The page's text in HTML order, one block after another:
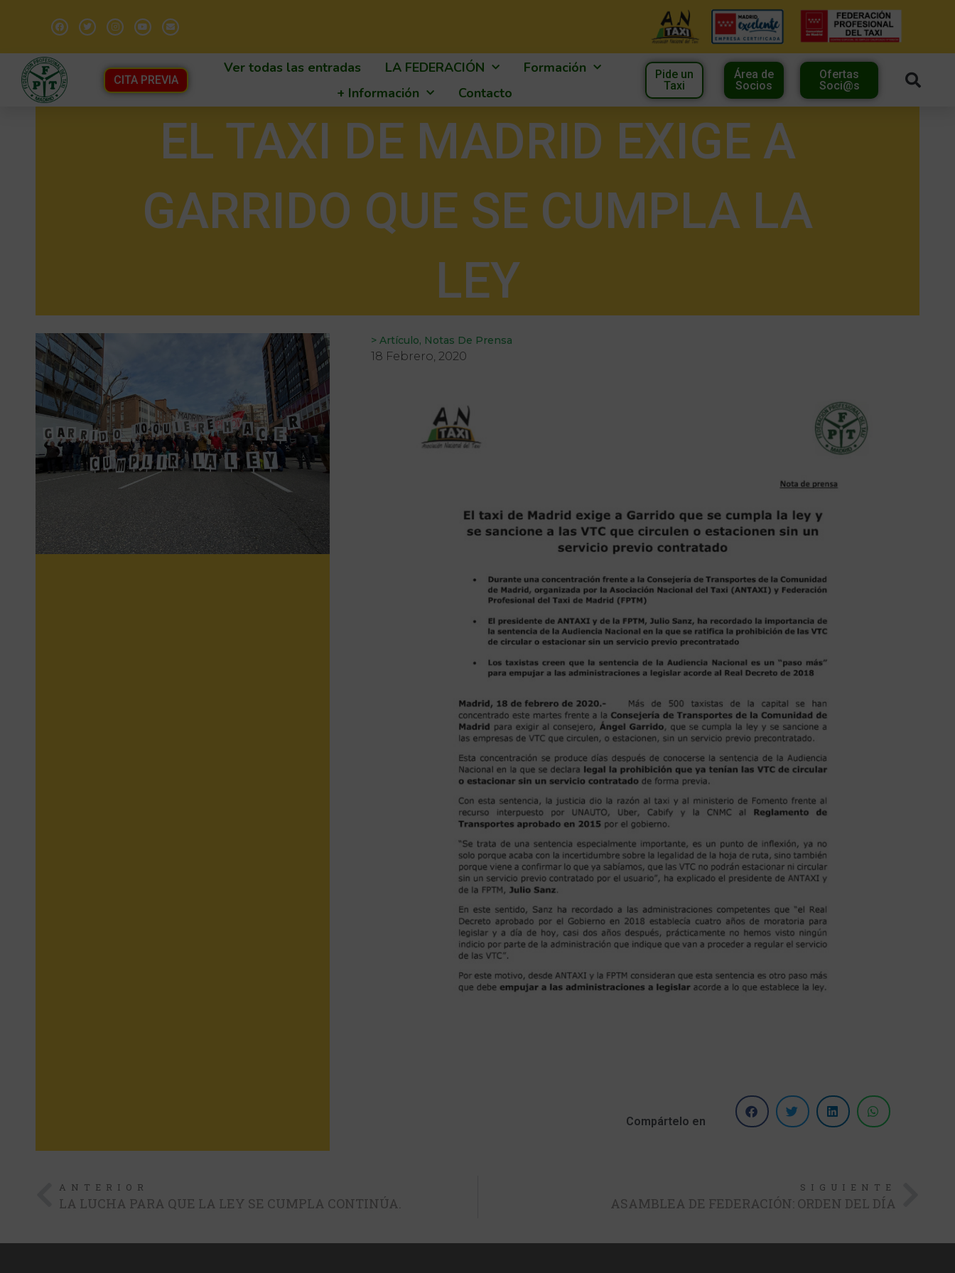
CITA PREVIA
Ver todas las entradas LA FEDERACIÓN
Formación
+ Información
Contacto
Pide un
Taxi
Área de
Socios
Ofertas
Soci@s
EL TAXI DE MADRID EXIGE A
GARRIDO QUE SE CUMPLA LA
LEY
>Artículo, Notas De Prensa
18 Febrero, 2020
Compártelo en
ANTERIOR
LA LUCHA PARA QUE LA LEY SE CUMPLA CONTINÚA.
SIGUIENTE
ASAMBLEA DE FEDERACIÓN: ORDEN DEL DÍA